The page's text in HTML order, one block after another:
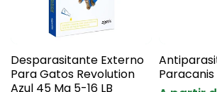
Desparasitante Externo
Para Gatos Revolution
Azul 45 Mg 5-16 LB